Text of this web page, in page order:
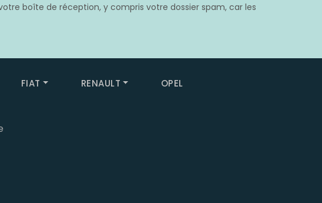
boîte de réception, y compris votre dossier spam, car les
FIAT RENAULT
OPEL